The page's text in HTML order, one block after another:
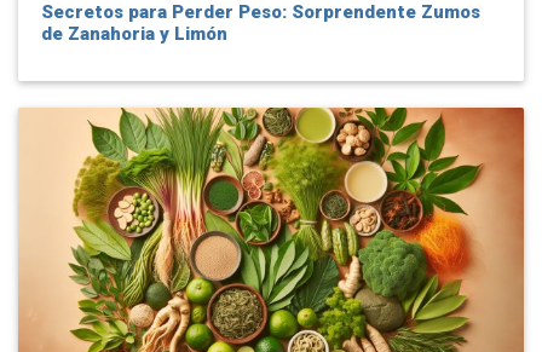
Secretos para Perder Peso: Sorprendente Zumos
de Zanahoria y Limón